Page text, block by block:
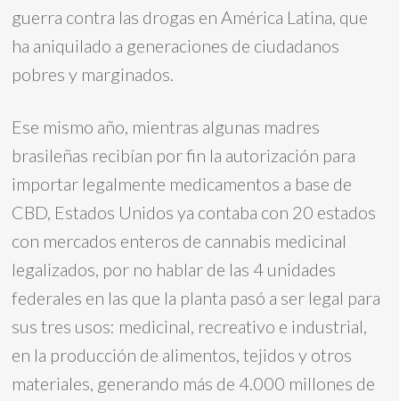
guerra contra las drogas en América Latina, que
ha aniquilado a generaciones de ciudadanos
pobres y marginados.
Ese mismo año, mientras algunas madres
brasileñas recibían por fin la autorización para
importar legalmente medicamentos a base de
CBD, Estados Unidos ya contaba con 20 estados
con mercados enteros de cannabis medicinal
legalizados, por no hablar de las 4 unidades
federales en las que la planta pasó a ser legal para
sus tres usos: medicinal, recreativo e industrial,
en la producción de alimentos, tejidos y otros
materiales, generando más de 4.000 millones de